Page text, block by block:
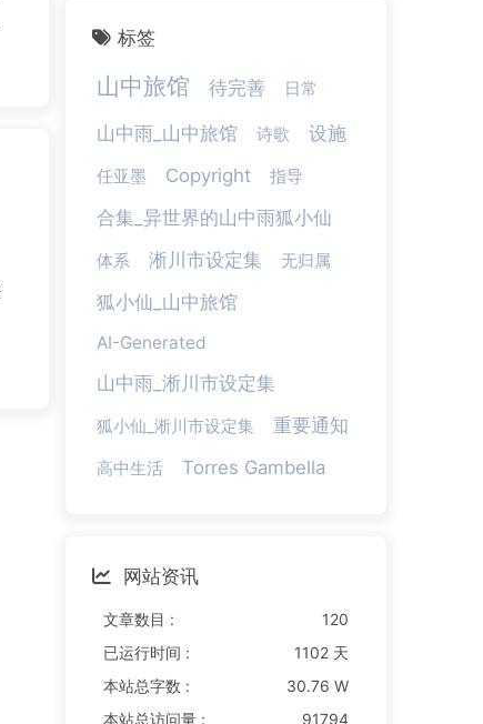
标签
山中旅馆 待完善 日常
山中雨_山中旅馆 诗歌 设施
任亚墨 Copyright 指导
合集_异世界的山中雨狐小仙
体系 淅川市设定集 无归属
狐小仙_山中旅馆
AI-Generated
山中雨_淅川市设定集
狐小仙_淅川市设定集 重要通知
高中生活 Torres Gambella
网站资讯
文章数目 :
120
已运行时间 :
1102 天
本站总字数 :
30.76 W
本站总访问量 :
91794